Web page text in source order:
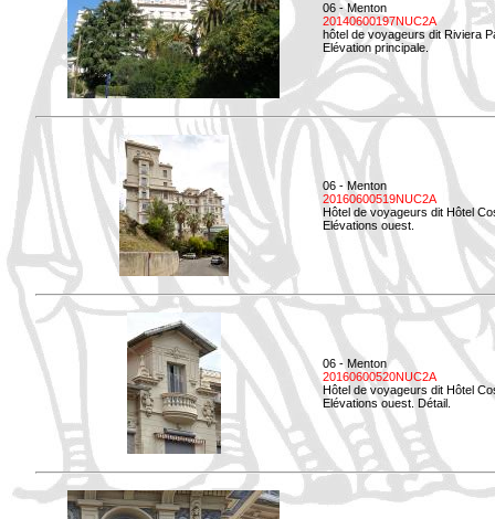
06 - Menton
20140600197NUC2A
hôtel de voyageurs dit Riviera
Elévation principale.
06 - Menton
20160600519NUC2A
Hôtel de voyageurs dit Hôtel
Elévations ouest.
06 - Menton
20160600520NUC2A
Hôtel de voyageurs dit Hôtel
Elévations ouest. Détail.